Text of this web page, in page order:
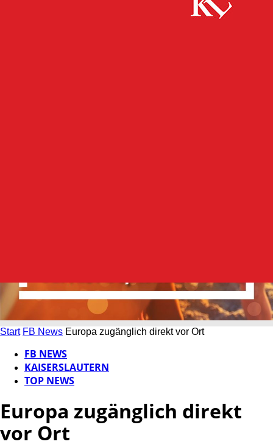
Start FB News Europa zugänglich direkt vor Ort
FB NEWS
KAISERSLAUTERN
TOP NEWS
Europa zugänglich direkt
vor Ort